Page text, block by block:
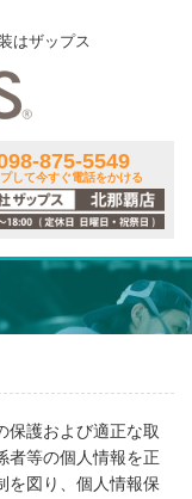
はザップス
875-5549
して今すぐ電話をかける
保護および適正な取
者等の個人情報を正
を図り、個人情報保